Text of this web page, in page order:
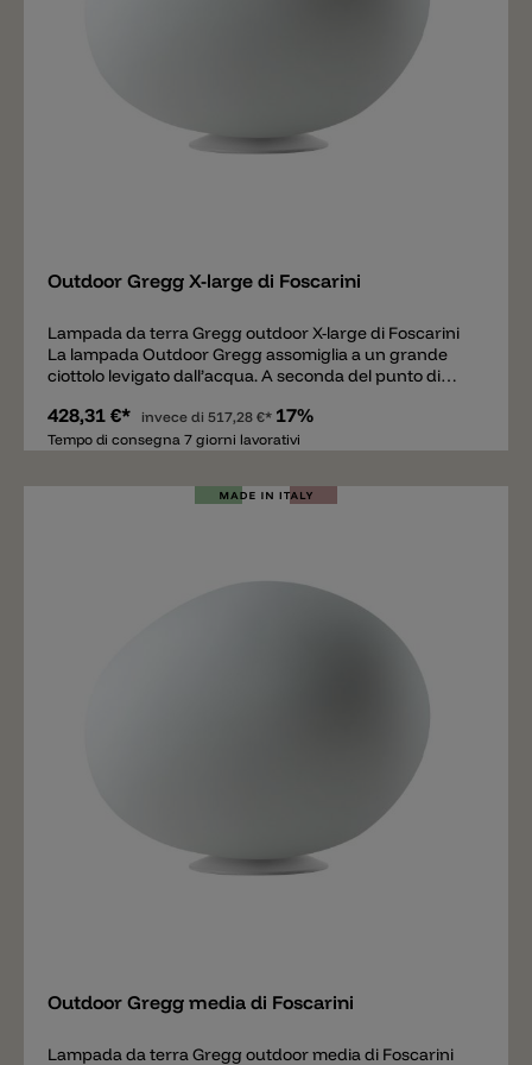
Design, la funzionalità e i materiali. I prodotti sono sul
standard attuale della tecnologia d’illuminazione e
Outdoor Gregg X-large di Foscarini
Lampada da terra Gregg outdoor X-large di Foscarini
La lampada Outdoor Gregg assomiglia a un grande
ciottolo levigato dall’acqua. A seconda del punto di
grazie alla sua forma asimmetrica. Outdoor Gregg è
decorazione e illuminazione allo stesso tempo ed è
un patio o un ambiente living all’aperto. Gregg X-large,
una lampada outdoor resistente La lampada da terra
extralarge. Di giorno la lampada è un oggetto con
forma organica e pura, di notte trasmette una calda
luminosità. Lampade da qualità Made in Italy I prodotti
di Foscarini sono sul standard attuale della tecnologia
d’illuminazione e vengono prodotti con materiali
mondo e sono sempre un passo avanti sui Design, la
428,31 €* invece di 517,28 €* 17%
Tempo di consegna 7 giorni lavorativi
Outdoor Gregg media di Foscarini
Lampada da terra Gregg outdoor media di Foscarini